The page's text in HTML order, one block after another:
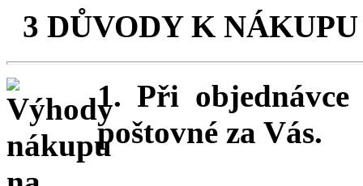
3 DŮVODY K
1. Při
poštovné za Vás.